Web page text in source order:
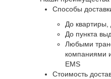
Способы
До
До пункта
Любыми
компаниями
EMS
Стоимость